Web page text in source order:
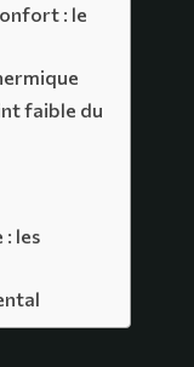
: le
faible du
les